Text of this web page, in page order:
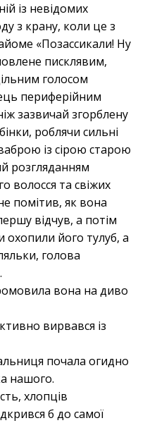
із невідомих
з крану, коли це з
«Позассикали! Ну
писклявим,
голосом
периферійним
зазвичай згорблену
роблячи сильні
із сірою старою
розгляданням
волосся та свіжих
помітив, як вона
відчув, а потім
охопили його тулуб, а
голова
вона на диво
вирвався із
почала огидно
нашого.
хлопців
б до самої